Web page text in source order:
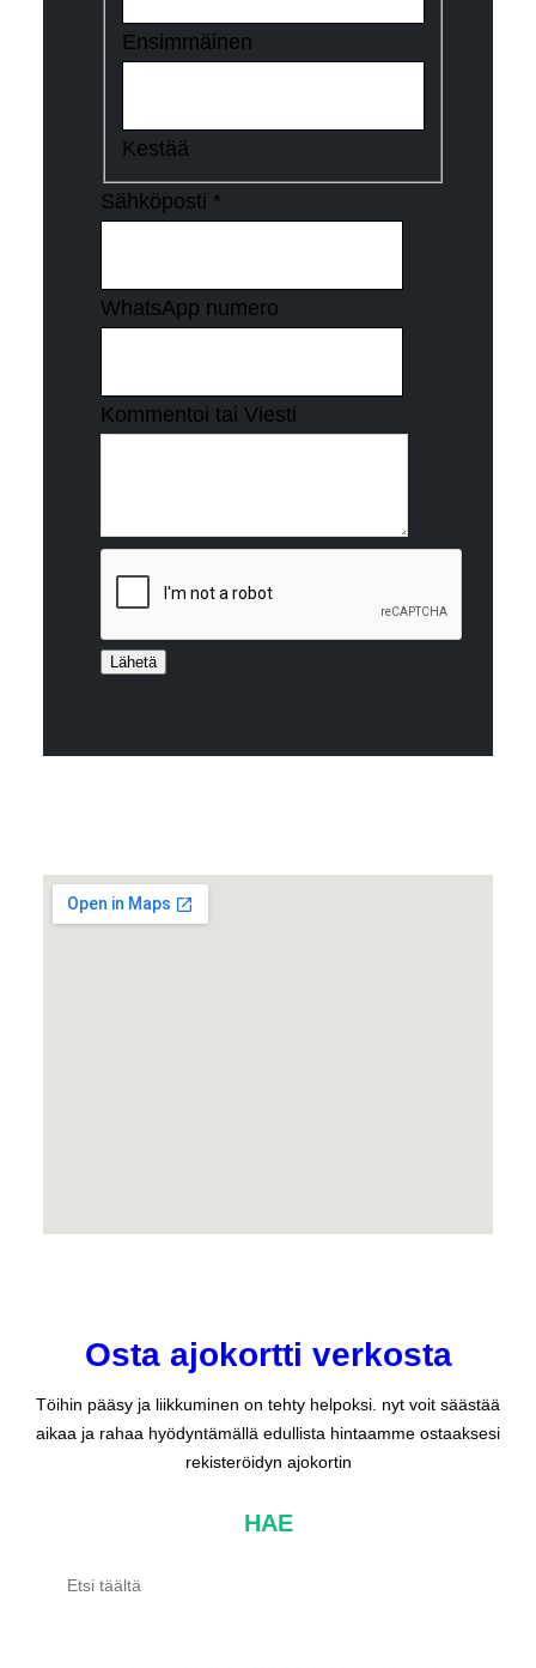
Ensimmäinen
Kestää
Sähköposti *
WhatsApp numero
Kommentoi tai Viesti
Lähetä
Osta ajokortti verkosta
Töihin pääsy ja liikkuminen on tehty helpoksi. nyt voit säästää
aikaa ja rahaa hyödyntämällä edullista hintaamme ostaaksesi
rekisteröidyn ajokortin
HAE